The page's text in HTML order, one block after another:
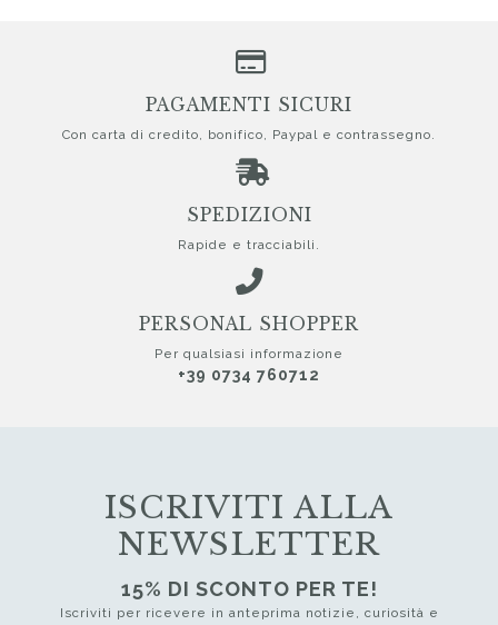
ISCRIVITI ALLA
NEWSLETTER
15% DI SCONTO PER TE!
Iscriviti per ricevere in anteprima notizie, curiosità e
PAGAMENTI SICURI
Con carta di credito, bonifico, Paypal e contrassegno.
SPEDIZIONI
Rapide e tracciabili.
PERSONAL SHOPPER
Per qualsiasi informazione
+39 0734 760712